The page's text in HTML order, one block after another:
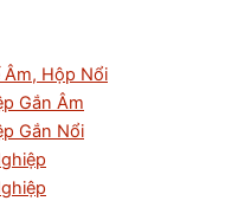
Âm, Hộp Nổi
Gắn Âm
Gắn Nổi